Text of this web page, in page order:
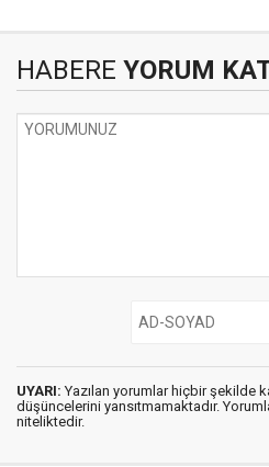
HABERE YORUM
UYARI: Yazılan yorumlar hiçbir şekilde
düşüncelerini yansıtmamaktadır.
niteliktedir.